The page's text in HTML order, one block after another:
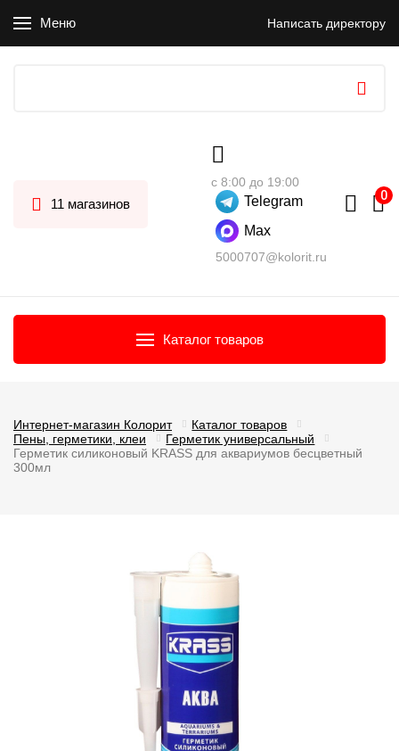
Меню Написать директору
11 магазинов
с 8:00 до 19:00
Telegram
Max
5000707@kolorit.ru
Каталог товаров
Интернет-магазин Колорит
Каталог товаров
Пены, герметики, клеи
Герметик универсальный
Герметик силиконовый KRASS для аквариумов бесцветный
300мл